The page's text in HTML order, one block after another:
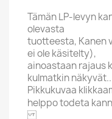
Tämän LP-levyn
olevasta
tuotteesta, Kanen
ei ole käsitelty),
ainoastaan rajaus
kulmatkin näkyvät..
Pikkukuvaa
helppo todeta